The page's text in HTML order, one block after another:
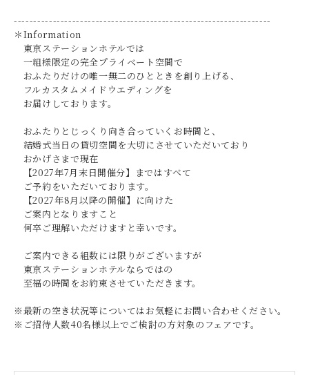
------------------------------------------------------------------
＊Information
東京ステーションホテルでは
一組様限定の完全プライベート空間で
おふたりだけの唯一無二のひとときを創り上げる、
フルカスタムメイドウエディングを
お届けしております。
おふたりとじっくり向き合っていくお時間と、
結婚式当日の貸切空間を大切にさせていただいており
おかげさまで現在
【2027年7月末日開催分】まではすべて
ご予約をいただいております。
【2027年8月以降の開催】に向けた
ご案内となりますこと
何卒ご理解いただけますと幸いです。
ご案内できる組数には限りがございますが
東京ステーションホテルならではの
至福の時間をお約束させていただきます。
※最新の空き状況等についてはお気軽にお問い合わせください。
※ご招待人数40名様以上でご検討の方対象のフェアです。